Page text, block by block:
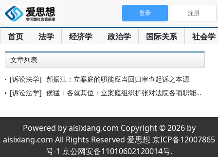
首页 法学 经济学 政治学 国际关系 社会学
登录 注册
文章列表
[诉讼法学] 郝振江：立案庭的职能应当回归审查起诉之本源
[诉讼法学] 侯猛：各就其位：立案庭组织扩张对法院各项职能的影响
Powered by aisixiang.com Copyright © 2026 by
aisixiang.com All Rights Reserved 爱思想 京ICP备12007865
号-1 京公网安备11010602120014号.